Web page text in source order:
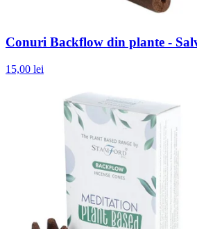
Conuri Backflow din plante -
15,00 lei